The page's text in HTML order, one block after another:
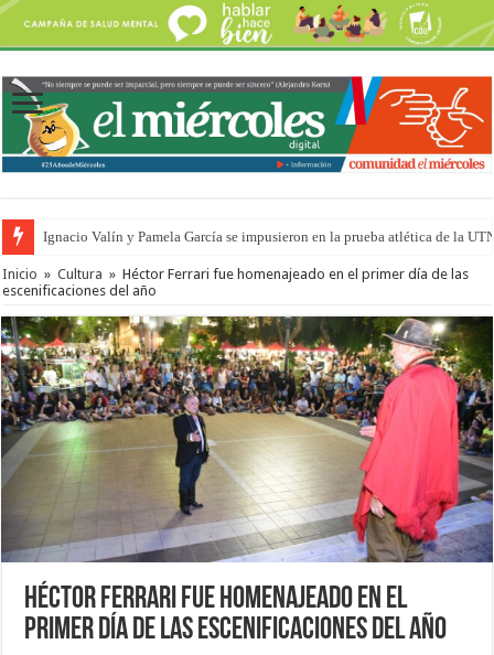
Ignacio Valín y Pamela García se impusieron en la prueba atlética de la
Traigo el litoral en mi canción: 100 años de Aníbal Sampayo
Inicio » Cultura » Héctor Ferrari fue homenajeado en el primer día de las
escenificaciones del año
Héctor Ferrari fue homenajeado en el
primer día de las escenificaciones del año